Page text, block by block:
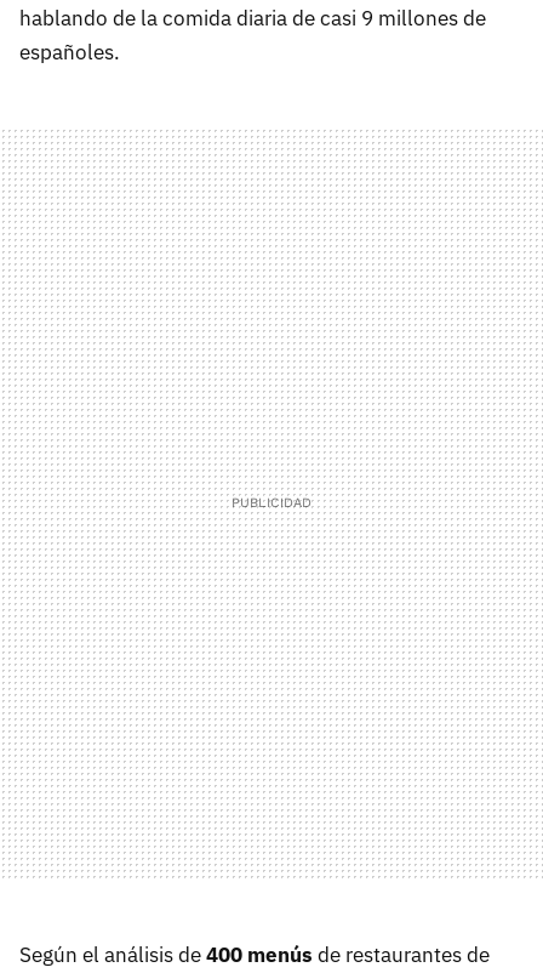
hablando de la comida diaria de casi 9 millones de
españoles.
Según el análisis de400 menús de restaurantes de